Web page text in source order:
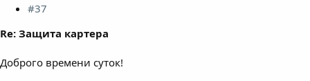
#37
Re: Защита картера
Доброго времени суток!